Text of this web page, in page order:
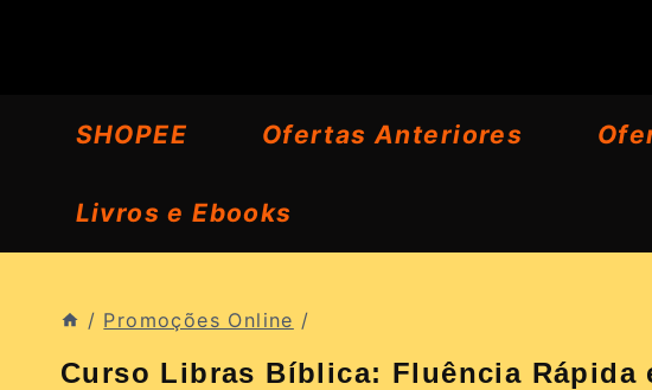
ConteúdoSHOPEE Ofertas Anteriores
Livros e Ebooks
/ Promoções Online /
Curso Libras Bíblica: Fluência Rápida